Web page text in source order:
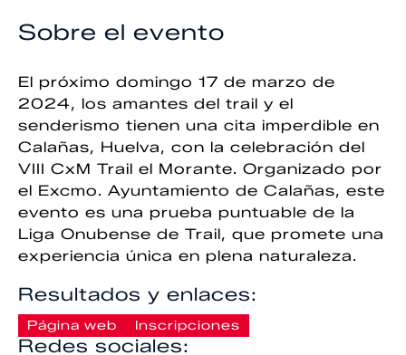
Sobre el evento
El próximo domingo 17 de marzo de
2024, los amantes del trail y el
senderismo tienen una cita imperdible en
Calañas, Huelva, con la celebración del
VIII CxM Trail el Morante. Organizado por
el Excmo. Ayuntamiento de Calañas, este
evento es una prueba puntuable de la
Liga Onubense de Trail, que promete una
experiencia única en plena naturaleza.
Resultados y enlaces:
Página web Inscripciones
Redes sociales: